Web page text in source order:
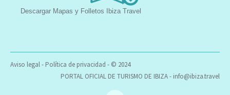
Descargar Mapas y Folletos Ibiza Travel
Aviso legal- Política de privacidad - © 2024
PORTAL OFICIAL DE TURISMO DE IBIZA - info@ibiza.travel